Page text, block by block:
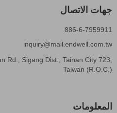
جهات الاتصال
886-6-7959911
inquiry@mail.endwell.com.tw
Rd., Sigang Dist., Tainan City 723,
Taiwan (R.O.C.)
المعلومات